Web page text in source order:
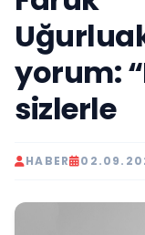
yorum:
sizlerle
HABER